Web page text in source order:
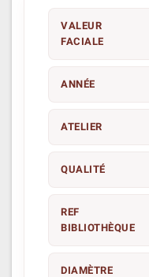
VALEUR
FACIALE
ANNÉE
ATELIER
QUALITÉ
REF
BIBLIOTHÈQUE
DIAMÈTRE